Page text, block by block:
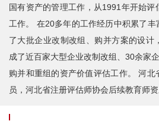
国有资产的管理工作，从1991年开始
工作。 在20多年的工作经历中积累了
了大批企业改制改组、购并方案的设计
成了近百家大型企业改制改组、30余家
购并和重组的资产价值评估工作。 河
员，河北省注册评估师协会后续教育师资